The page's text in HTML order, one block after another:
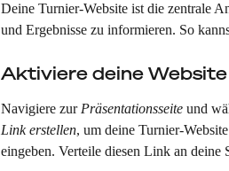
Deine Turnier-Website ist die zentrale
und Ergebnisse zu informieren. So
Aktiviere deine Website
Navigiere zur Präsentationsseite und
Link erstellen, um deine Turnier-
eingeben. Verteile diesen Link an